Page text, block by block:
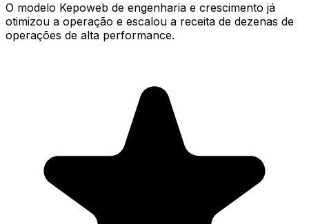
O modelo Kepoweb de engenharia e crescimento já
otimizou a operação e escalou a receita de dezenas de
operações de alta performance.